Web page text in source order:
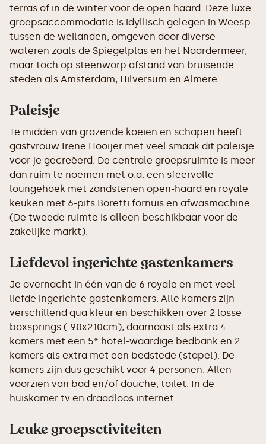
terras of in de winter voor de open haard. Deze luxe
groepsaccommodatie is idyllisch gelegen in Weesp
tussen de weilanden, omgeven door diverse
wateren zoals de Spiegelplas en het Naardermeer,
maar toch op steenworp afstand van bruisende
steden als Amsterdam, Hilversum en Almere.
Paleisje
Te midden van grazende koeien en schapen heeft
gastvrouw Irene Hooijer met veel smaak dit paleisje
voor je gecreëerd. De centrale groepsruimte is meer
dan ruim te noemen met o.a. een sfeervolle
loungehoek met zandstenen open-haard en royale
keuken met 6-pits Boretti fornuis en afwasmachine.
(De tweede ruimte is alleen beschikbaar voor de
zakelijke markt).
Liefdevol ingerichte gastenkamers
Je overnacht in één van de 6 royale en met veel
liefde ingerichte gastenkamers. Alle kamers zijn
verschillend qua kleur en beschikken over 2 losse
boxsprings ( 90x210cm), daarnaast als extra 4
kamers met een 5* hotel-waardige bedbank en 2
kamers als extra met een bedstede (stapel). De
kamers zijn dus geschikt voor 4 personen. Allen
voorzien van bad en/of douche, toilet. In de
huiskamer tv en draadloos internet.
Leuke groepsctiviteiten